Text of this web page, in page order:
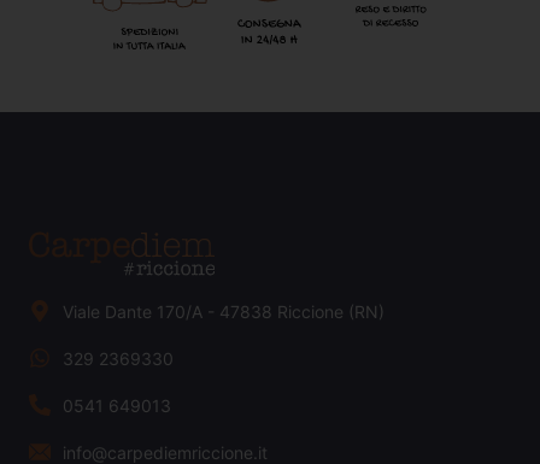
Viale Dante 170/A - 47838 Riccione (RN)
329 2369330
0541 649013
info@carpediemriccione.it